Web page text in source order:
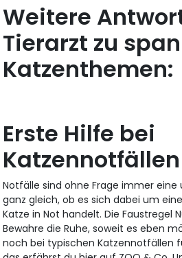
Weitere
Tierarzt zu
Katzenthemen:
Erste Hilfe bei
Katzennotfällen
Notfälle sind ohne Frage immer
ganz gleich, ob es sich dabei um
Katze in Not handelt. Die Faustregel
Bewahre die Ruhe, soweit es eben
noch bei typischen Katzennotfällen